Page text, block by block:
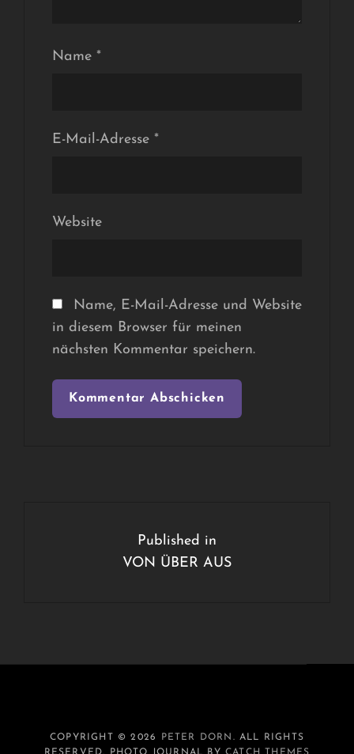
Name *
E-Mail-Adresse *
Website
Name, E-Mail-Adresse und Website
in diesem Browser für meinen
nächsten Kommentar speichern.
Published in
VON ÜBER AUS
COPYRIGHT © 2026 PETER DORN . ALL RIGHTS